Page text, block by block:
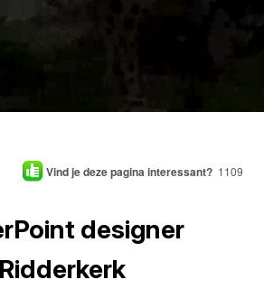
Vind je deze pagina interessant? 1109
designer
Ridderkerk